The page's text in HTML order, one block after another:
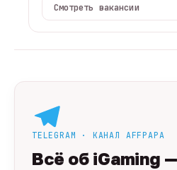
Смотреть вакансии
TELEGRAM · КАНАЛ AFFPAPA
Всё об iGaming